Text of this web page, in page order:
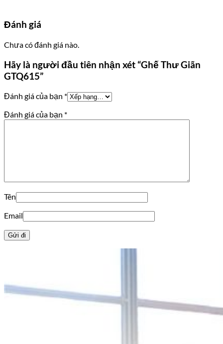
Đánh giá
Chưa có đánh giá nào.
Hãy là người đầu tiên nhận xét “Ghế Thư Giãn
GTQ615”
Đánh giá của bạn *
Đánh giá của bạn *
Tên
Email